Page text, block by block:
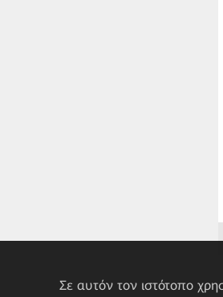
Σε αυτόν τον ιστότοπο